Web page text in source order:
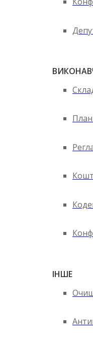
ІНШЕ